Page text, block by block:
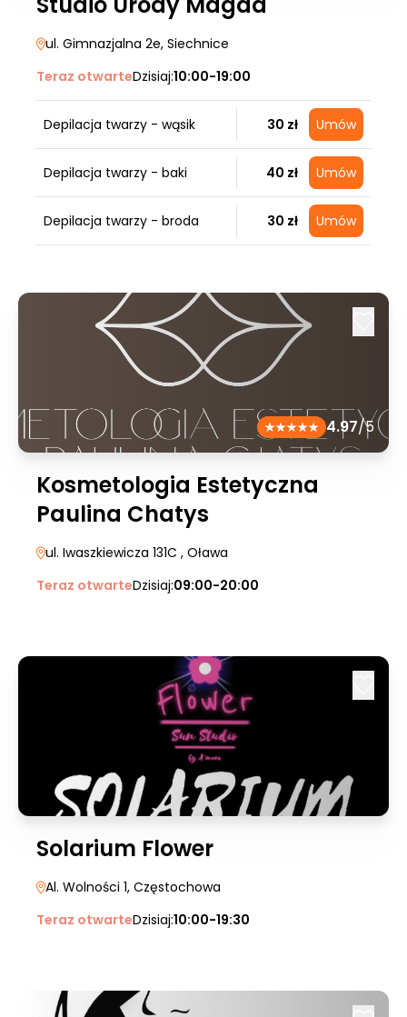
ul. Gimnazjalna 2e, Siechnice
Teraz otwarteDzisiaj:10:00-19:00
Depilacja twarzy - wąsik 30 zł Umów
Depilacja twarzy - baki 40 zł Umów
Depilacja twarzy - broda 30 zł Umów
4.97/5
Kosmetologia Estetyczna
Paulina Chatys
ul. Iwaszkiewicza 131C , Oława
Teraz otwarteDzisiaj:09:00-20:00
Solarium Flower
Al. Wolności 1, Częstochowa
Teraz otwarteDzisiaj:10:00-19:30